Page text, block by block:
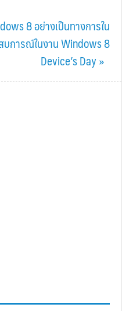
8 อย่างเป็นทางการใน
บการณ์ในงาน Windows 8
Device’s Day »